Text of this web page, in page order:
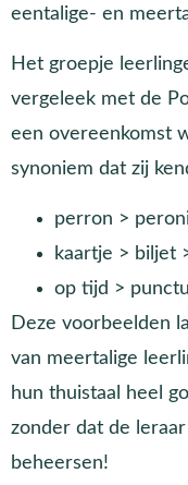
eentalige- en
Het groepje
vergeleek met de
een overeenkomst
synoniem dat zij
perron >
kaartje > biljet
op tijd >
Deze voorbeelden
van meertalige
hun thuistaal heel
zonder dat de
beheersen!